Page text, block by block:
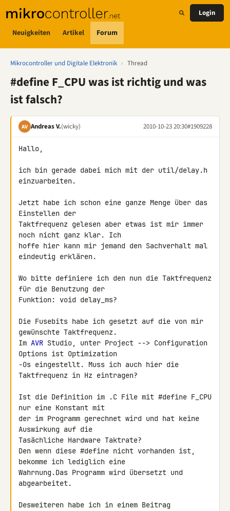
Neuigkeiten Artikel Forum
Login
Mikrocontroller und Digitale Elektronik › Thread
#define F_CPU was ist richtig und was
ist falsch?
AV Andreas V.(wicky) 2010-10-23 20:30#1909228
Hallo,
ich bin gerade dabei mich mit der util/delay.h
einzuarbeiten.
Jetzt habe ich schon eine ganze Menge über das
Einstellen der
Taktfrequenz gelesen aber etwas ist mir immer
noch nicht ganz klar. Ich
hoffe hier kann mir jemand den Sachverhalt mal
eindeutig erklären.
Wo bitte definiere ich den nun die Taktfrequenz
für die Benutzung der
Funktion: void delay_ms?
Die Fusebits habe ich gesetzt auf die von mir
gewünschte Taktfrequenz.
Im AVR Studio, unter Project --> Configuration
Options ist Optimization
-Os eingestellt. Muss ich auch hier die
Taktfrequenz in Hz eintragen?
Ist die Definition im .C File mit #define F_CPU
nur eine Konstant mit
der im Programm gerechnet wird und hat keine
Auswirkung auf die
Tasächliche Hardware Taktrate?
Den wenn diese #define nicht vorhanden ist,
bekomme ich lediglich eine
Wahrnung.Das Programm wird übersetzt und
abgearbeitet.
Desweiteren habe ich in einem Beitrag